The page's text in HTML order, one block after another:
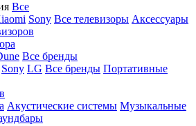
Все
Sony Все телевизоры Аксессуары
Все бренды
Sony LG Все бренды Портативные
Акустические системы Музыкальные